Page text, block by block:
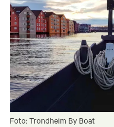
Foto: Trondheim By Boat